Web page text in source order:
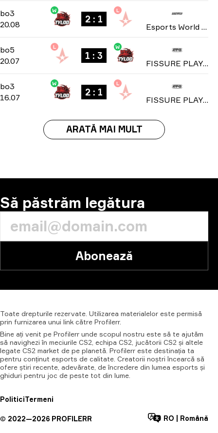
bo3 -bo3
20.08
W
2 : 1
L
Esports World Cup 2025
bo5 -bo5
20.07
L
1 : 3
W
FISSURE PLAYGROUND: Season 1 2025
bo3 -bo3
16.07
W
2 : 1
L
FISSURE PLAYGROUND: Season 1 2025
ARATĂ MAI MULT
Să păstrăm legătura
Abonează
Toate drepturile rezervate. Utilizarea materialelor este permisă
prin furnizarea unui link către Profilerr.
Bine ați venit pe Profilerr unde scopul nostru este să te ajutăm
să navighezi în meciurile CS2, echipa CS2, jucătorii CS2 și altele
legate CS2 market de pe planetă. Profilerr este destinația ta
pentru conținut esports de calitate. Creatorii noștri încearcă să
ofere știri recente, adevărate, de încredere din lumea esports și
ghiduri pentru joc de peste tot din lume.
PoliticiTermeni
© 2022—2026 PROFILERR RO Română